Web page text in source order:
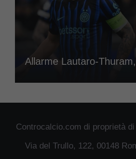
Allarme Lautaro-
Controcalcio.com di proprietà
Via del Trullo, 122, 00148